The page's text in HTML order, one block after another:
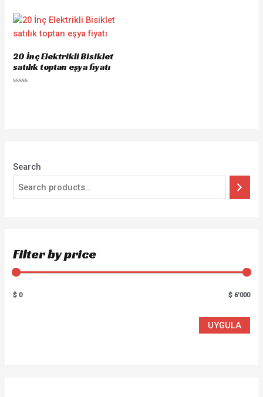
Search
Filter by price
$ 0 $ 6'000
UYGULA
20 İnç Elektrikli Bisiklet
satılık toptan eşya fiyatı